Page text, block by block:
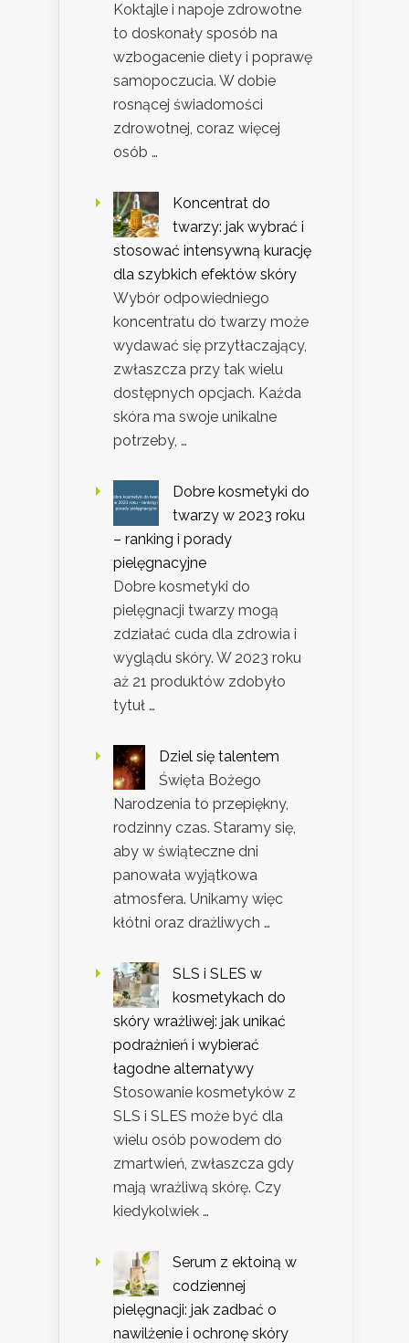
Koktajle i napoje zdrowotne
to doskonały sposób na
wzbogacenie diety i poprawę
samopoczucia. W dobie
rosnącej świadomości
zdrowotnej, coraz więcej
osób …
Koncentrat do
twarzy: jak wybrać i
stosować intensywną kurację
dla szybkich efektów skóry
Wybór odpowiedniego
koncentratu do twarzy może
wydawać się przytłaczający,
zwłaszcza przy tak wielu
dostępnych opcjach. Każda
skóra ma swoje unikalne
potrzeby, …
Dobre kosmetyki do
twarzy w 2023 roku
– ranking i porady
pielęgnacyjne
Dobre kosmetyki do
pielęgnacji twarzy mogą
zdziałać cuda dla zdrowia i
wyglądu skóry. W 2023 roku
aż 21 produktów zdobyło
tytuł …
Dziel się talentem
Święta Bożego
Narodzenia to przepiękny,
rodzinny czas. Staramy się,
aby w świąteczne dni
panowała wyjątkowa
atmosfera. Unikamy więc
kłótni oraz drażliwych …
SLS i SLES w
kosmetykach do
skóry wrażliwej: jak unikać
podrażnień i wybierać
łagodne alternatywy
Stosowanie kosmetyków z
SLS i SLES może być dla
wielu osób powodem do
zmartwień, zwłaszcza gdy
mają wrażliwą skórę. Czy
kiedykolwiek …
Serum z ektoiną w
codziennej
pielęgnacji: jak zadbać o
nawilżenie i ochronę skóry